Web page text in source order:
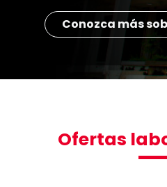
Conozca más
Ofertas